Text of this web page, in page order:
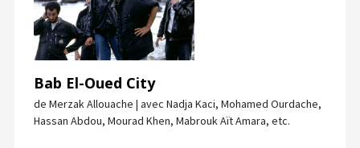
Bab El-Oued City
de Merzak Allouache | avec Nadja Kaci, Mohamed Ourdache,
Hassan Abdou, Mourad Khen, Mabrouk Aït Amara, etc.